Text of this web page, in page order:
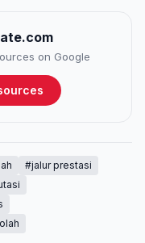
on Google
#jalur prestasi